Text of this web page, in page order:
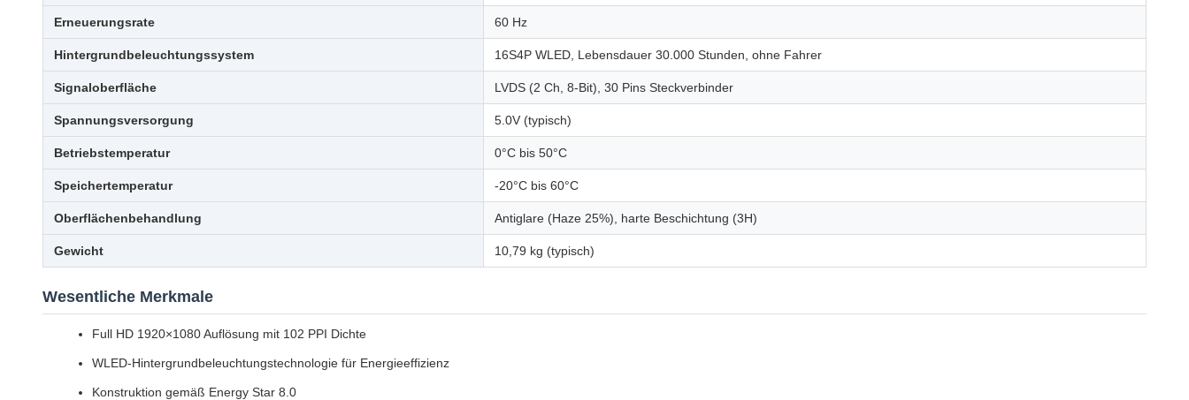
Erneuerungsrate 60 Hz
Hintergrundbeleuchtungssystem 16S4P WLED, Lebensdauer 30.000 Stunden, ohne Fahrer
Signaloberfläche LVDS (2 Ch, 8-Bit), 30 Pins Steckverbinder
Spannungsversorgung 5.0V (typisch)
Betriebstemperatur 0°C bis 50°C
Speichertemperatur -20°C bis 60°C
Oberflächenbehandlung Antiglare (Haze 25%), harte Beschichtung (3H)
Gewicht 10,79 kg (typisch)
Wesentliche Merkmale
Full HD 1920×1080 Auflösung mit 102 PPI Dichte
WLED-Hintergrundbeleuchtungstechnologie für Energieeffizienz
Konstruktion gemäß Energy Star 8.0